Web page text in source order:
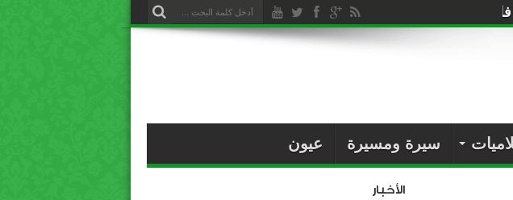
للصهاينة
سيرة ومسيرة عيون
الأخبار